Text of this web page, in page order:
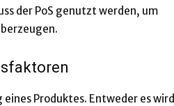
der PoS genutzt werden, um
Produktes. Entweder es wird